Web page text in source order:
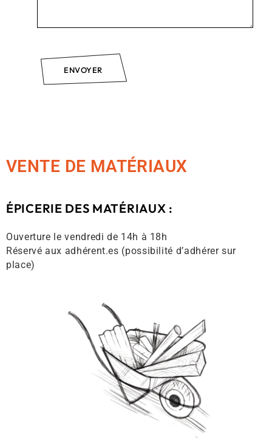
ENVOYER
VENTE DE MATÉRIAUX
ÉPICERIE DES MATÉRIAUX :
Ouverture le vendredi de 14h à 18h
Réservé aux adhérent.es (possibilité d’adhérer sur
place)